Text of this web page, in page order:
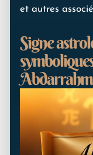
et autres
Signe